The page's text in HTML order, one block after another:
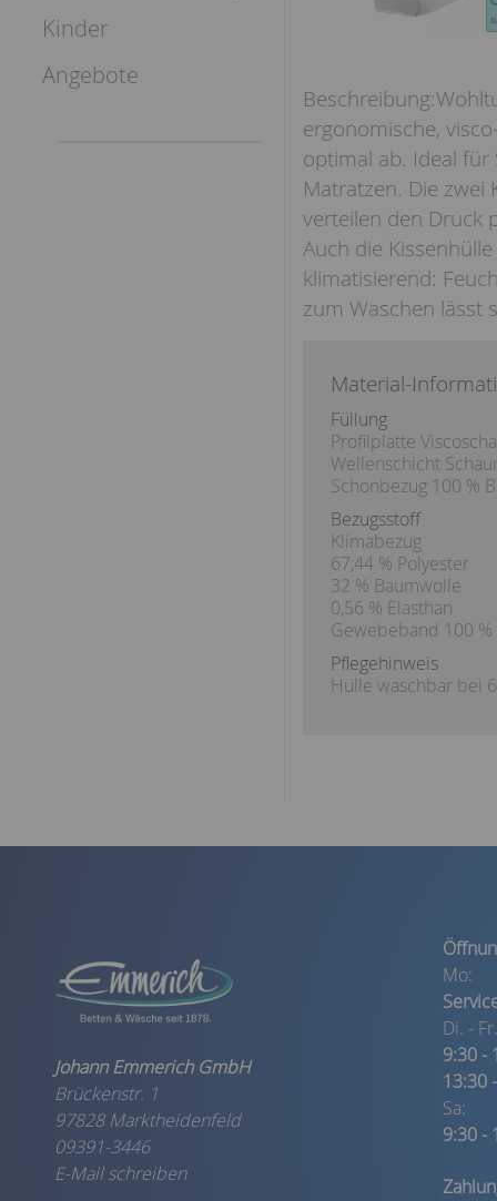
Kinder
Angebote
ergonomische,
optimal ab. Ideal für
Matratzen. Die zwei
verteilen den Druck
Auch die
klimatisierend:
zum Waschen lässt
Material-
Füllung
Profilplatte
Wellenschicht
Schonbezug 100 %
Bezugsstoff
Klimabezug
67,44 % Polyester
32 % Baumwolle
0,56 % Elasthan
Gewebeband 100 %
Pflegehinweis
Hülle waschbar bei
Johann Emmerich GmbH
Brückenstr. 1
97828 Marktheidenfeld
09391-3446
E-Mail schreiben
Mo:
Di. -
9:30 -
13:30
Sa:
9:30 -